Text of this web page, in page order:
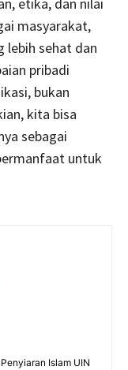
masyarakat,
lebih sehat dan
pribadi
bukan
kita bisa
sebagai
untuk
Islam UIN